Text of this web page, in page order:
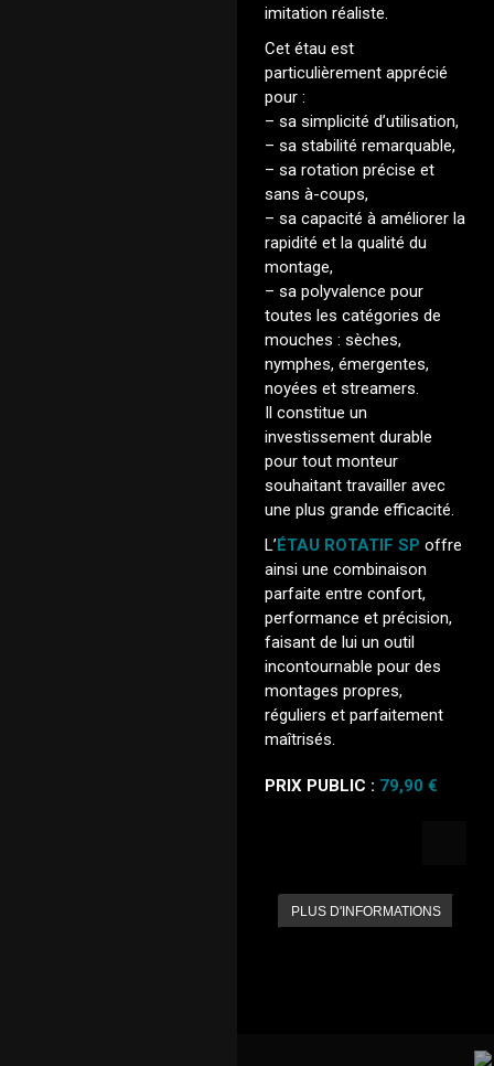
imitation réaliste.
Cet étau est
particulièrement apprécié
pour :
– sa simplicité d’utilisation,
– sa stabilité remarquable,
– sa rotation précise et
sans à-coups,
– sa capacité à améliorer la
rapidité et la qualité du
montage,
– sa polyvalence pour
toutes les catégories de
mouches : sèches,
nymphes, émergentes,
noyées et streamers.
Il constitue un
investissement durable
pour tout monteur
souhaitant travailler avec
une plus grande efficacité.
L’ÉTAU ROTATIF SP offre
ainsi une combinaison
parfaite entre confort,
performance et précision,
faisant de lui un outil
incontournable pour des
montages propres,
réguliers et parfaitement
maîtrisés.
PRIX PUBLIC : 79,90 €
PLUS D'INFORMATIONS